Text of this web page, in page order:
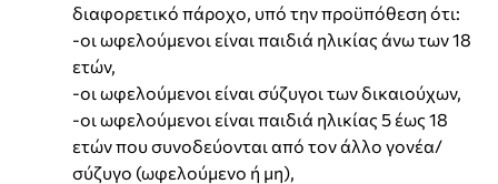
διαφορετικό πάροχο, υπό την προϋπόθεση ότι:
-οι ωφελούμενοι είναι παιδιά ηλικίας άνω των 18
ετών,
-οι ωφελούμενοι είναι σύζυγοι των δικαιούχων,
-οι ωφελούμενοι είναι παιδιά ηλικίας 5 έως 18
ετών που συνοδεύονται από τον άλλο γονέα/
σύζυγο (ωφελούμενο ή μη),